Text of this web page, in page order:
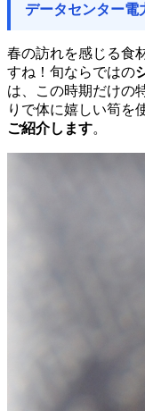
データセンター電
春の訪れを感じる食
すね！旬ならではの
は、この時期だけの
りで体に嬉しい筍を
ご紹介します。